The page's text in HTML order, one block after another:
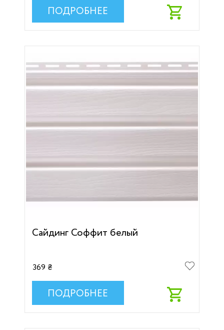
ПОДРОБНЕЕ
Сайдинг Соффит белый
369 ₴
ПОДРОБНЕЕ